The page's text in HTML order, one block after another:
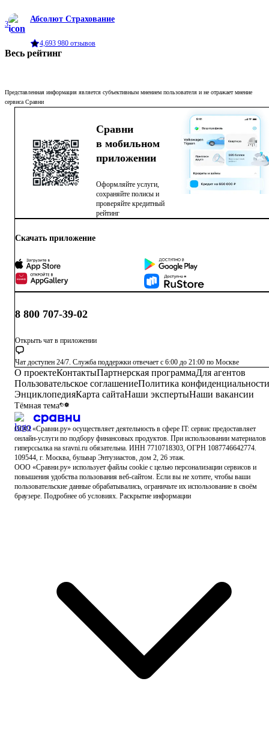
3
Абсолют Страхование
4,693 980 отзывов
Весь рейтинг
Представленная информация является субъективным мнением пользователя и не отражает мнение
сервиса Сравни
Сравни
в мобильном
приложении
Оформляйте услуги,
сохраняйте полисы и
проверяйте кредитный
рейтинг
Скачать приложение
8 800 707-39-02
Открыть чат в приложении
Чат доступен 24/7. Служба поддержки отвечает с 6:00 до 21:00 по Москве
О проектеКонтактыПартнерская программаДля агентов
Пользовательское соглашениеПолитика конфиденциальности
ЭнциклопедияКарта сайтаНаши экспертыНаши вакансии
Тёмная тема
ООО «Сравни.ру» осуществляет деятельность в сфере IT: сервис предоставляет
онлайн-услуги по подбору финансовых продуктов. При использовании материалов
гиперссылка на sravni.ru обязательна. ИНН 7710718303, ОГРН 1087746642774.
109544, г. Москва, бульвар Энтузиастов, дом 2, 26 этаж.
ООО «Сравни.ру» использует файлы cookie с целью персонализации сервисов и
повышения удобства пользования веб-сайтом. Если вы не хотите, чтобы ваши
пользовательские данные обрабатывались, ограничьте их использование в своём
браузере. Подробнее об условиях. Раскрытие информации